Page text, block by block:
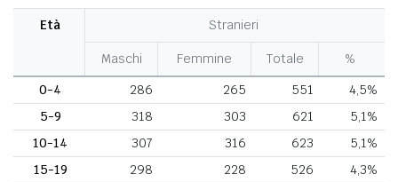
Età Stranieri
Maschi Femmine Totale
%
0-4
286 265 551
4,5%
5-9
318 303 621
5,1%
10-14
307 316 623
5,1%
15-19
298 228 526
4,3%